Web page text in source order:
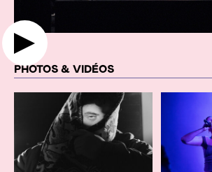
PHOTOS & VIDÉOS